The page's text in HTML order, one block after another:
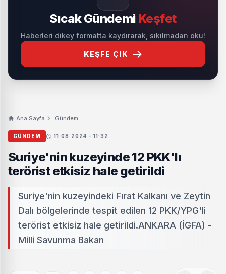
Sıcak Gündemi Keşfet
Haberleri dikey formatta kaydırarak, sıkılmadan oku!
KEŞFE ÇIK
Ana Sayfa Gündem
GÜNDEM 11.08.2024 - 11:32
Suriye'nin kuzeyinde 12 PKK'lı
terörist etkisiz hale getirildi
Suriye'nin kuzeyindeki Fırat Kalkanı ve Zeytin
Dalı bölgelerinde tespit edilen 12 PKK/YPG'li
terörist etkisiz hale getirildi.ANKARA (İGFA) -
Milli Savunma Bakan